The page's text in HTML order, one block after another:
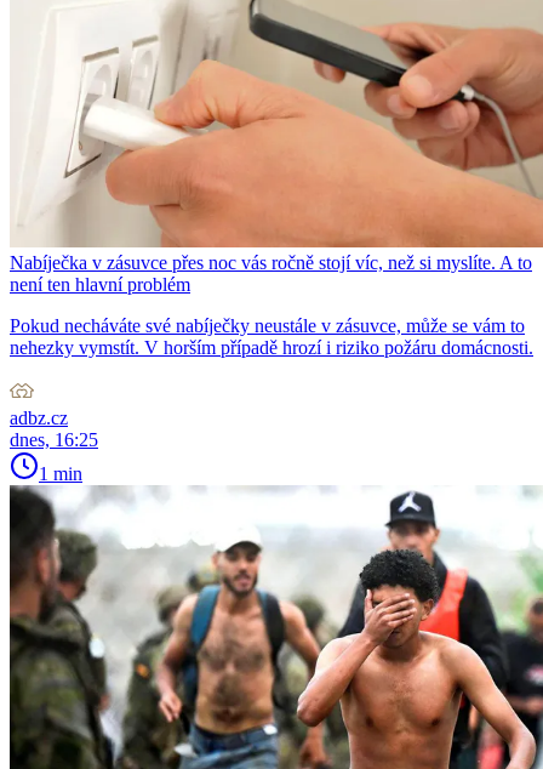
Nabíječka v zásuvce přes noc vás ročně stojí víc, než si myslíte. A to
není ten hlavní problém
Pokud necháváte své nabíječky neustále v zásuvce, může se vám to
nehezky vymstít. V horším případě hrozí i riziko požáru domácnosti.
adbz.cz
dnes, 16:25
1 min